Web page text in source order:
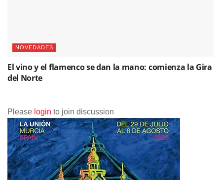
NOVEDADES
El vino y el flamenco se dan la mano: comienza la Gira
del Norte
Please login to join discussion